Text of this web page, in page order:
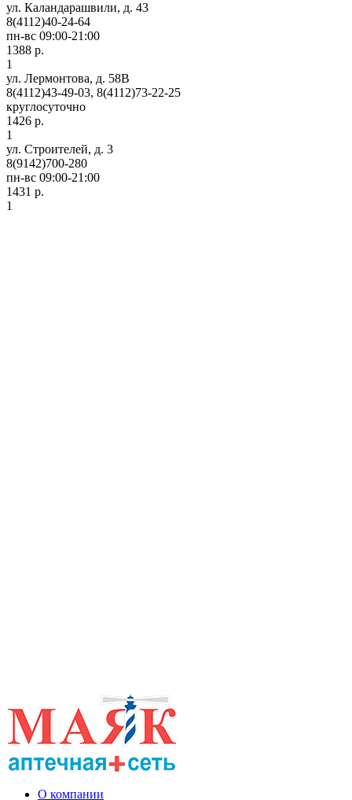
ул. Каландарашвили, д. 43
8(4112)40-24-64
пн-вс 09:00-21:00
1388 р.
1
ул. Лермонтова, д. 58В
8(4112)43-49-03, 8(4112)73-22-25
круглосуточно
1426 р.
1
ул. Строителей, д. 3
8(9142)700-280
пн-вс 09:00-21:00
1431 р.
1
О компании